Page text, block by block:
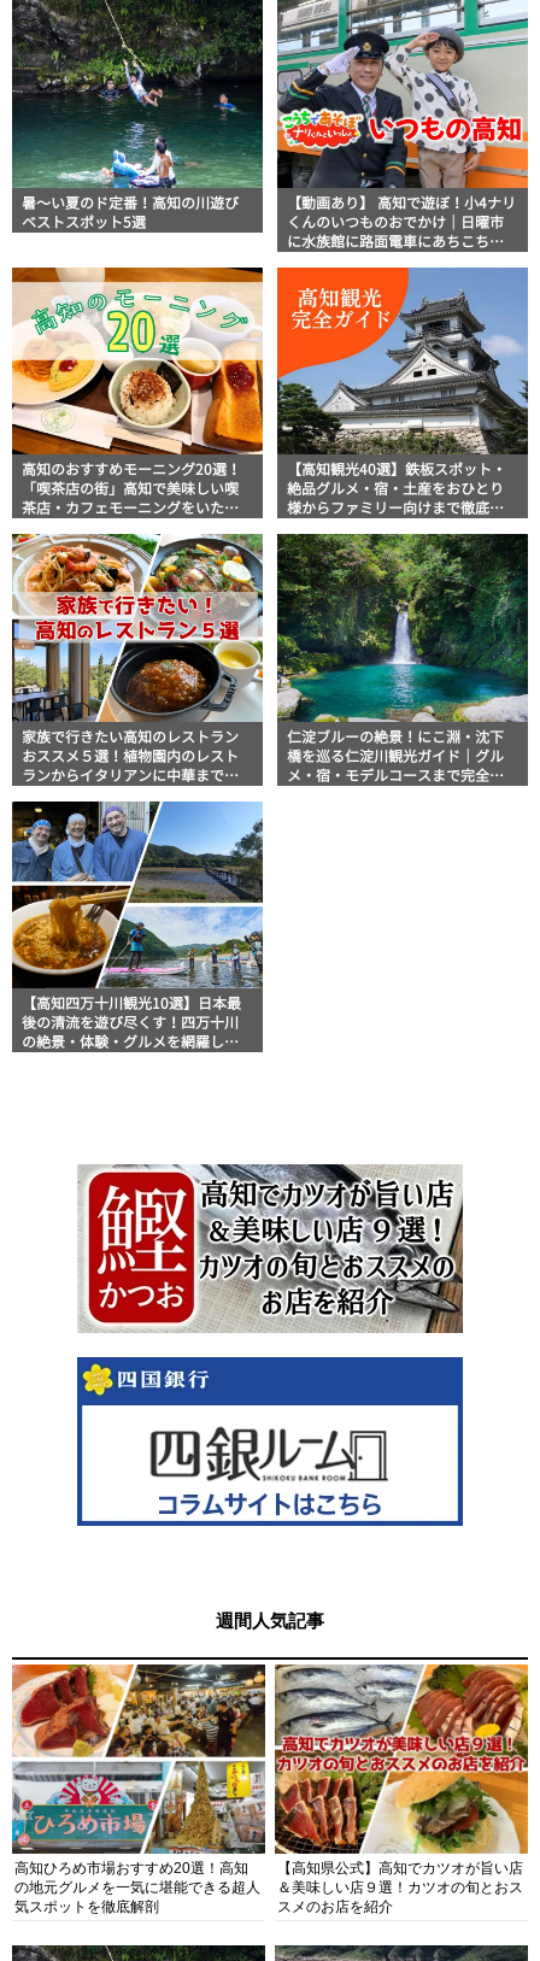
説！
暑～い夏のド定番！高知の川遊び
ベストスポット5選
【動画あり】 高知で遊ぼ！小4ナリ
くんのいつものおでかけ｜日曜市
に水族館に路面電車にあちこち巡
高知のおすすめモーニング20選！
「喫茶店の街」高知で美味しい喫
茶店・カフェモーニングをいただ
【高知観光40選】鉄板スポット・
絶品グルメ・宿・土産をおひとり
様からファミリー向けまで徹底解
家族で行きたい高知のレストラン
おススメ５選！植物園内のレスト
ランからイタリアンに中華まで楽
仁淀ブルーの絶景！にこ淵・沈下
橋を巡る仁淀川観光ガイド｜グル
メ・宿・モデルコースまで完全網
【高知四万十川観光10選】日本最
後の清流を遊び尽くす！四万十川
の絶景・体験・グルメを網羅した
週間人気記事
高知ひろめ市場おすすめ20選！高知
の地元グルメを一気に堪能できる超人
気スポットを徹底解剖
【高知県公式】高知でカツオが旨い店
＆美味しい店９選！カツオの旬とおス
スメのお店を紹介